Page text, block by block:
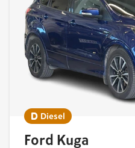
Diesel
Ford Kuga